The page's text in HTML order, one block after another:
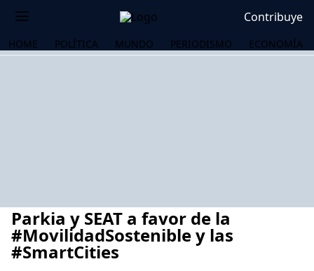
Contribuye
HOME POLÍTICA MUNDO PERIODISMO ECONOMÍA
Parkia y SEAT a favor de la
#MovilidadSostenible y las
#SmartCities